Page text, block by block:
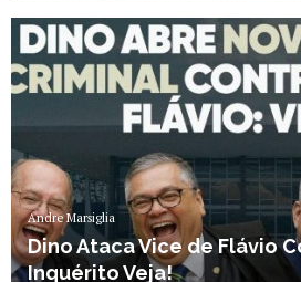
Andre Marsiglia
Dino Ataca Vice de Flávio
Inquérito Veja!